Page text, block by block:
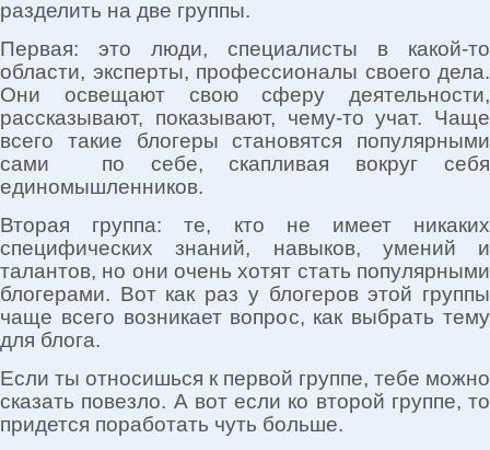
разделить на две группы.
Первая: это люди, специалисты в какой-то
области, эксперты, профессионалы своего дела.
Они освещают свою сферу деятельности,
рассказывают, показывают, чему-то учат. Чаще
всего такие блогеры становятся популярными
сами по себе, скапливая вокруг себя
единомышленников.
Вторая группа: те, кто не имеет никаких
специфических знаний, навыков, умений и
талантов, но они очень хотят стать популярными
блогерами. Вот как раз у блогеров этой группы
чаще всего возникает вопрос, как выбрать тему
для блога.
Если ты относишься к первой группе, тебе можно
сказать повезло. А вот если ко второй группе, то
придется поработать чуть больше.